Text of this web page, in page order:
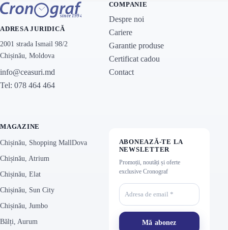
ADRESA JURIDICĂ
2001 strada Ismail 98/2
Chișinău, Moldova
info@ceasuri.md
Tel: 078 464 464
COMPANIE
Despre noi
Cariere
Garantie produse
Certificat cadou
Contact
MAGAZINE
Chișinău, Shopping MallDova
Chișinău, Atrium
Chișinău, Elat
Chișinău, Sun City
Chișinău, Jumbo
Bălți, Aurum
ABONEAZĂ-TE LA
NEWSLETTER
Promoții, noutăți și oferte
exclusive Cronograf